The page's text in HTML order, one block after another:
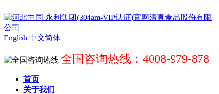
English 中文简体
全国咨询热线：4008-979-878
首页
关于我们